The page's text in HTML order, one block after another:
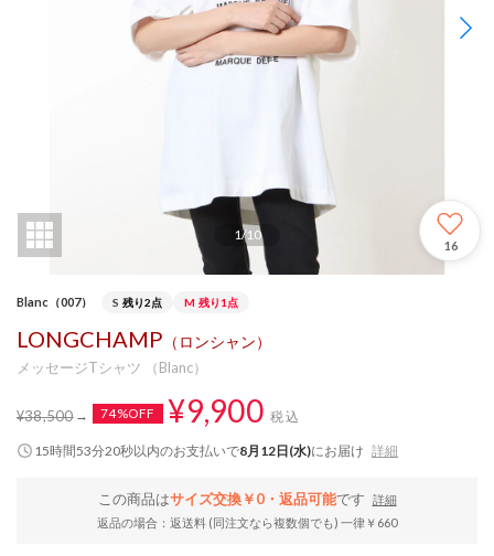
1/10
16
Blanc（007） S 残り2点 M 残り1点
LONGCHAMP （ロンシャン）
メッセージTシャツ （Blanc）
¥38,500 74%OFF ¥9,900 税込
15時間53分19秒以内のお支払いで8月12日(水)にお届け 詳細
この商品はサイズ交換￥0・返品可能です
詳細
返品の場合：返送料 (同注文なら複数個でも) 一律￥660